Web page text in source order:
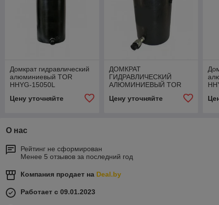
Домкрат гидравлический
алюминиевый TOR
HHYG-15050L
Цену уточняйте
ДОМКРАТ
ГИДРАВЛИЧЕСКИЙ
АЛЮМИНИЕВЫЙ TOR
HHYG-1050L (ДГА10П50)
10 Т
Цену уточняйте
О нас
Рейтинг не сформирован
Менее 5 отзывов за последний год
Компания продает на Deal.by
Работает с 09.01.2023